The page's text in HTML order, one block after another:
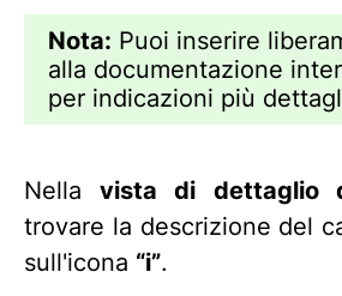
Nota: Puoi inserire
alla documentazione
per indicazioni più
Nellavista di dettaglio
trovare la descrizione del
sull'icona “i”.